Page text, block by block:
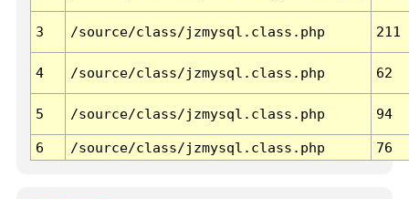
3 /source/class/jzmysql.class.php 211
4 /source/class/jzmysql.class.php 62
5 /source/class/jzmysql.class.php 94
6 /source/class/jzmysql.class.php 76